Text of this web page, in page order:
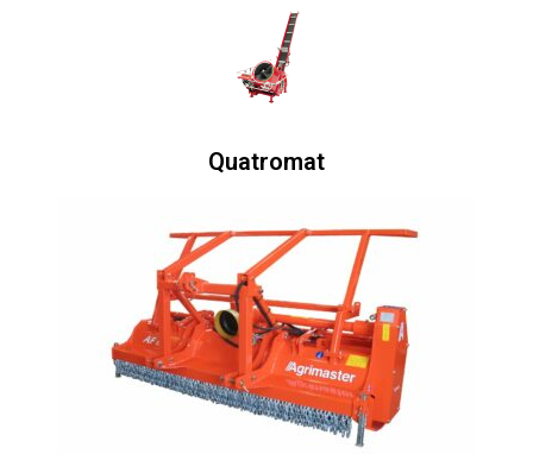
Quatromat